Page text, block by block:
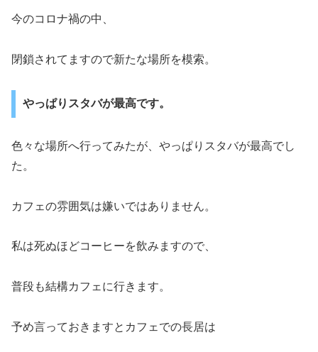
今のコロナ禍の中、
閉鎖されてますので新たな場所を模索。
やっぱりスタバが最高です。
色々な場所へ行ってみたが、やっぱりスタバが最高でし
た。
カフェの雰囲気は嫌いではありません。
私は死ぬほどコーヒーを飲みますので、
普段も結構カフェに行きます。
予め言っておきますとカフェでの長居は